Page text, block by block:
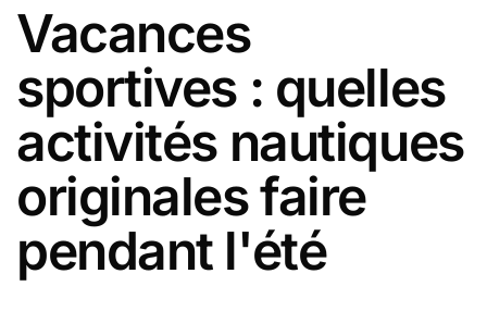
Vacances
sportives : quelles
activités nautiques
originales faire
pendant l'été